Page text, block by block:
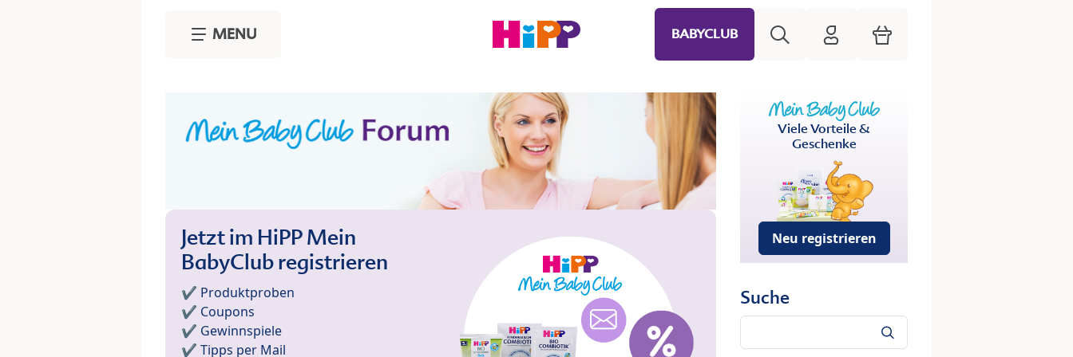
MENU BABYCLUB HiPP Mein Babyclub
Warenkorb
Jetzt im HiPP Mein
BabyClub registrieren
✔️ Produktproben
✔️ Coupons
✔️ Gewinnspiele
✔️ Tipps per Mail
Viele Vorteile &
Geschenke
Neu registrieren
Suche